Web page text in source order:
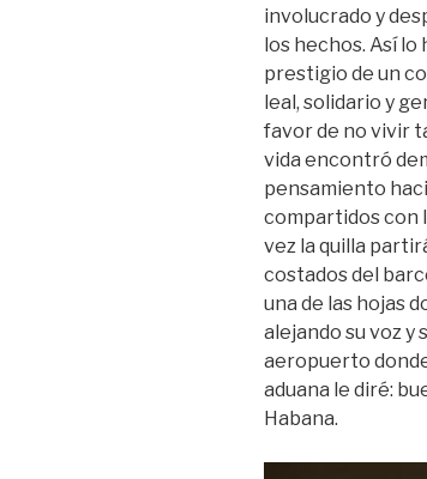
involucrado y
los hechos. Así lo
prestigio de un
leal, solidario y
favor de no vivir
vida encontró
pensamiento
compartidos con
vez la quilla
costados del
una de las hojas
alejando su voz y
aeropuerto
aduana le diré:
Habana.